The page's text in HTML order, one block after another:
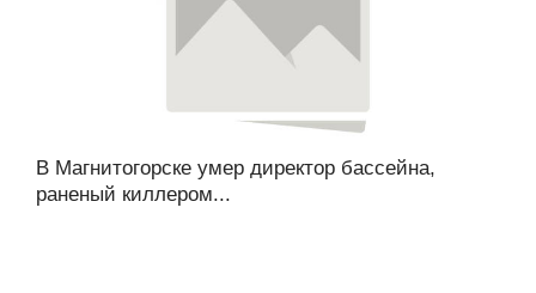
В Магнитогорске умер директор бассейна,
раненый киллером...